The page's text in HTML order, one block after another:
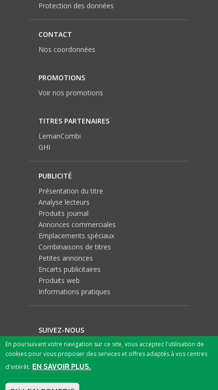
Protection des données
CONTACT
Nos coordonnées
PROMOTIONS
Voir nos promotions
TITRES PARTENAIRES
LemanCombi
GHI
PUBLICITÉ
Présentation du titre
Analyse lecteurs
Produits journal
Annonces commerciales
Emplacements spéciaux
Combinaisons de titres
Petites annonces
Encarts publicitaires
Produits web
Informations pratiques
SUIVEZ-NOUS
En poursuivant votre navigation sur ce site, vous acceptez l'utilisation de
cookies pour vous proposer des services et offres adaptés à vos centres
d'intérêt. EN SAVOIR PLUS.